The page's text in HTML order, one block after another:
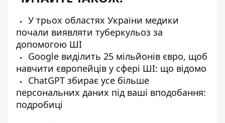
У трьох областях України медики
почали виявляти туберкульоз за
допомогою ШІ
Google виділить 25 мільйонів євро, щоб
навчити європейців у сфері ШІ: що відомо
ChatGPT збирає усе більше
персональних даних під ваші вподобання:
подробиці